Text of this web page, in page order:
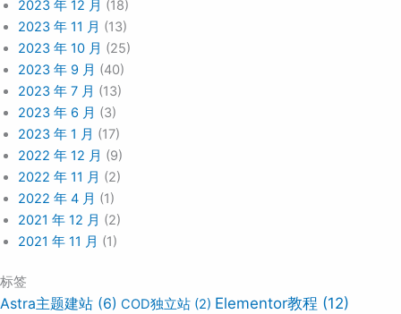
2023 年 12 月 (18)
2023 年 11 月 (13)
2023 年 10 月 (25)
2023 年 9 月 (40)
2023 年 7 月 (13)
2023 年 6 月 (3)
2023 年 1 月 (17)
2022 年 12 月 (9)
2022 年 11 月 (2)
2022 年 4 月 (1)
2021 年 12 月 (2)
2021 年 11 月 (1)
标签
Astra主题建站 (6) COD独立站 (2) Elementor教程 (12)